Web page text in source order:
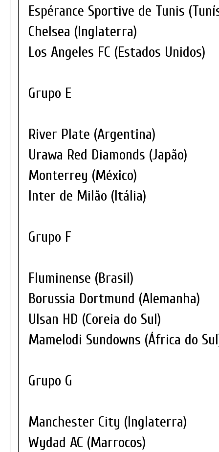
Espérance Sportive de Tunis
Chelsea (Inglaterra)
Los Angeles FC (Estados Unidos)
Grupo E
River Plate (Argentina)
Urawa Red Diamonds (Japão)
Monterrey (México)
Inter de Milão (Itália)
Grupo F
Fluminense (Brasil)
Borussia Dortmund (Alemanha)
Ulsan HD (Coreia do Sul)
Mamelodi Sundowns (África do
Grupo G
Manchester City (Inglaterra)
Wydad AC (Marrocos)